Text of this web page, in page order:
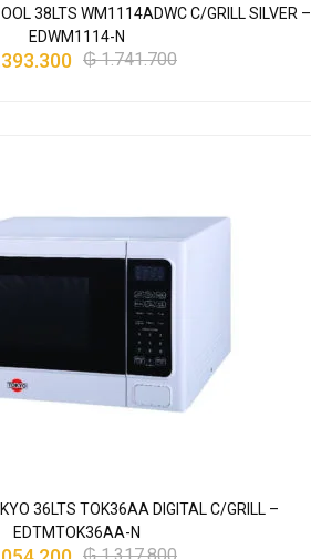
38LTS WM1114ADWC C/GRILL SILVER –
EDWM1114-N
₲1.741.700
36LTS TOK36AA DIGITAL C/GRILL –
EDTMTOK36AA-N